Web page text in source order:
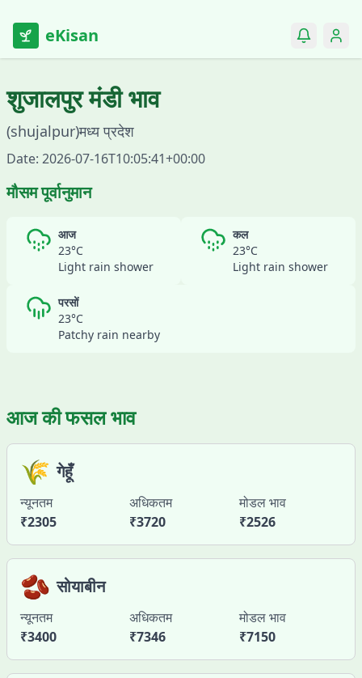
eKisan
शुजालपुरमंडी भाव
(shujalpur)मध्य प्रदेश
Date: 2026-07-16T10:05:41+00:00
मौसम पूर्वानुमान
आज
23°C
Light rain shower
कल
23°C
Light rain shower
परसों
23°C
Patchy rain nearby
आज की फसल भाव
🌾 गेहूँ
न्यूनतम
₹2305
अधिकतम
₹3720
मोडल भाव
₹2526
🫘 सोयाबीन
न्यूनतम
₹3400
अधिकतम
₹7346
मोडल भाव
₹7150